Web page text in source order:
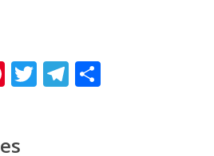
Pinterest
TwitterTelegram